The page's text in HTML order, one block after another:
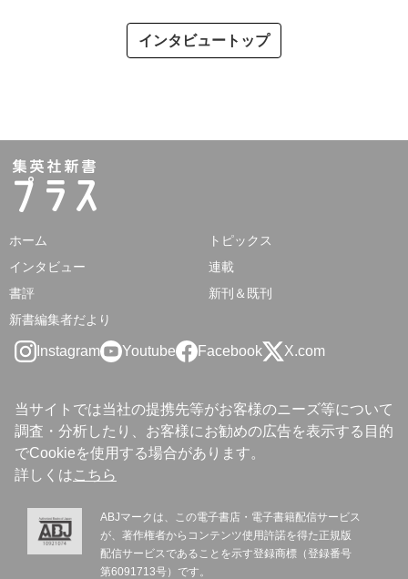
インタビュートップ
ホーム
トピックス
インタビュー
連載
書評
新刊＆既刊
新書編集者だより
Instagram Youtube Facebook X.com
当サイトでは当社の提携先等がお客様のニーズ等について
調査・分析したり、お客様にお勧めの広告を表示する目的
でCookieを使用する場合があります。
詳しくはこちら
ABJマークは、この電子書店・電子書籍配信サービス
が、著作権者からコンテンツ使用許諾を得た正規版
配信サービスであることを示す登録商標（登録番号
第6091713号）です。